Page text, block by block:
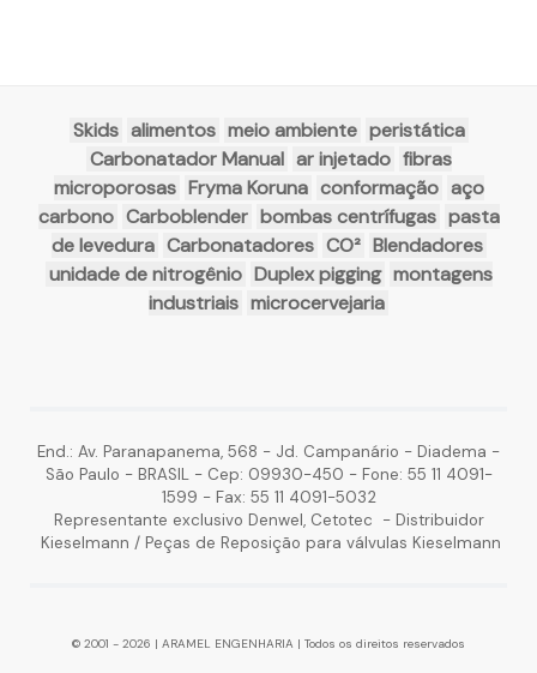
Skids alimentos meio ambiente peristática
Carbonatador Manual ar injetado fibras
microporosas Fryma Koruna conformação aço
carbono Carboblender bombas centrífugas pasta
de levedura Carbonatadores CO² Blendadores
unidade de nitrogênio Duplex pigging montagens
industriais microcervejaria
End.: Av. Paranapanema, 568 - Jd. Campanário - Diadema -
São Paulo - BRASIL - Cep: 09930-450 - Fone: 55 11 4091-
1599 - Fax: 55 11 4091-5032
Representante exclusivo Denwel, Cetotec - Distribuidor
Kieselmann / Peças de Reposição para válvulas Kieselmann
© 2001 - 2026 | ARAMEL ENGENHARIA | Todos os direitos reservados